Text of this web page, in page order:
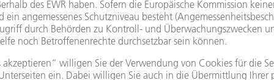
Wechselrichter